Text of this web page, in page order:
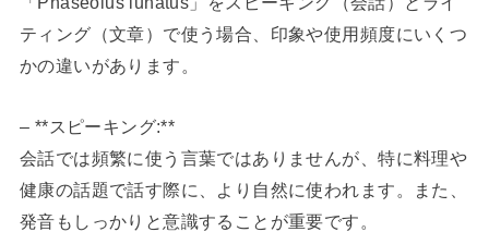
ティング（文章）で使う場合、印象や使用頻度にいくつ
かの違いがあります。
– **スピーキング:**
会話では頻繁に使う言葉ではありませんが、特に料理や
健康の話題で話す際に、より自然に使われます。また、
発音もしっかりと意識することが重要です。